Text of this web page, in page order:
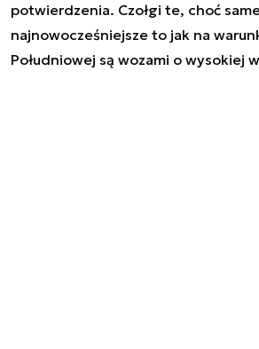
potwierdzenia. Czołgi te, choć
najnowocześniejsze to jak na
Południowej są wozami o wysokiej